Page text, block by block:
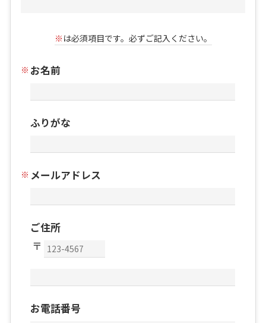
※ は必須項目です。必ずご記入ください。
お名前
ふりがな
メールアドレス
ご住所
お電話番号